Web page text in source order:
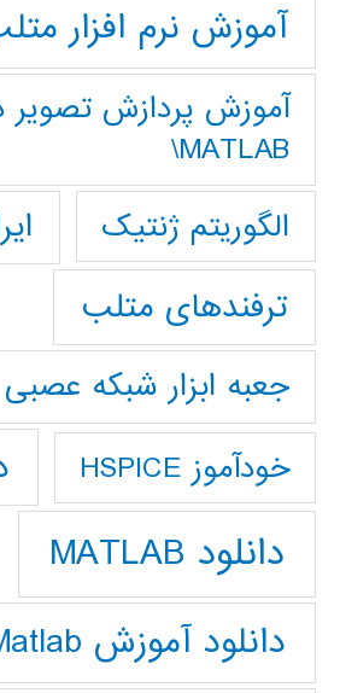
آموزش نرم افزار
آموزش پردازش تصوير
MATLAB\
الگوریتم ژنتیک
ترفندهای متلب
جعبه ابزار شبکه عصبی
خودآموز HSPICE
دانلود MATLAB
دانلود آموزش Matlab